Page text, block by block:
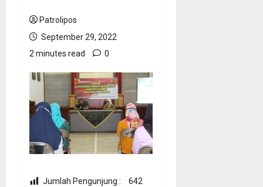
Patrolipos
September 29, 2022
2 minutes read
0
Jumlah Pengunjung : 642